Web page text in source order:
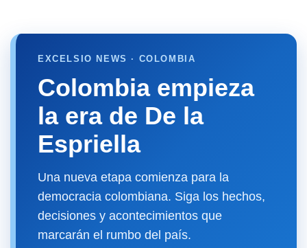
EXCELSIO NEWS · COLOMBIA
Colombia empieza
la era de De la
Espriella
Una nueva etapa comienza para la
democracia colombiana. Siga los hechos,
decisiones y acontecimientos que
marcarán el rumbo del país.